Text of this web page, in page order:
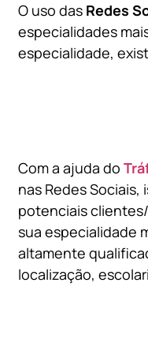
O uso das Redes
especialidades
especialidade,
Com a ajuda do
nas Redes
potenciais
sua especialidade
altamente
localização,